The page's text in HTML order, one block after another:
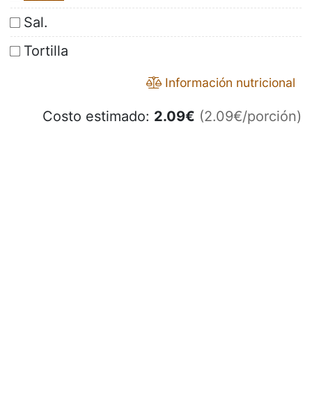
Sal.
Tortilla
Información nutricional
Costo estimado: 2.09€ (2.09€/porción)